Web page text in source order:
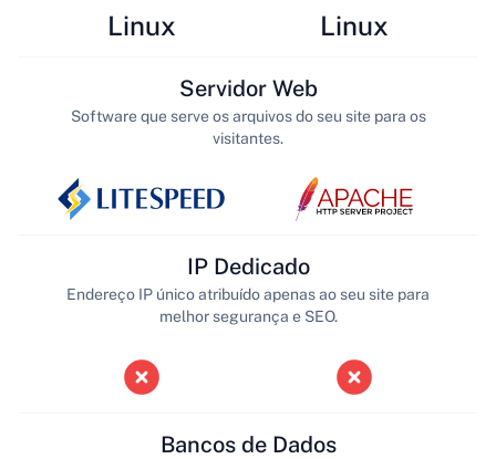
Linux Linux
Servidor Web
Software que serve os arquivos do seu site para os
visitantes.
IP Dedicado
Endereço IP único atribuído apenas ao seu site para
melhor segurança e SEO.
Bancos de Dados